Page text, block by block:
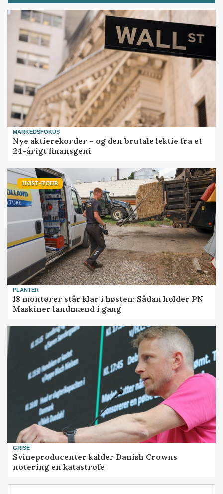
MARKEDSFOKUS
Nye aktierekorder – og den brutale lektie fra et
24-årigt finansgeni
HØST-TOUR
PLANTER
18 montører står klar i høsten: Sådan holder PN
Maskiner landmænd i gang
GRISE
Svineproducenter kalder Danish Crowns
notering en katastrofe